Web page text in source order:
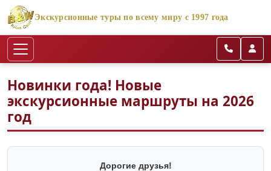
Экскурсионные туры по всему миру с 1997 года
Новинки года! Новые
экскурсионные маршруты на 2026
год
Дорогие друзья!